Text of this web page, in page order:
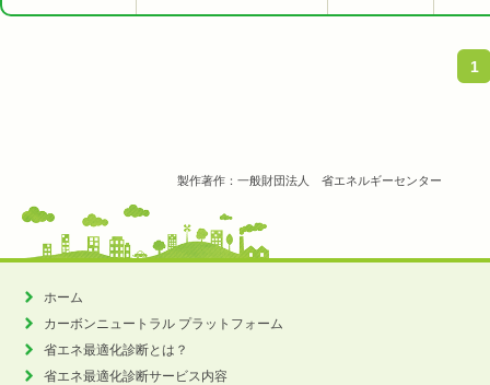
1
製作著作：一般財団法人 省エネルギーセンター
ホーム
カーボンニュートラル プラットフォーム
省エネ最適化診断とは？
省エネ最適化診断サービス内容